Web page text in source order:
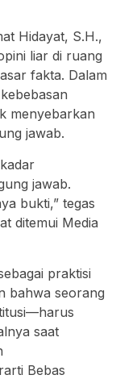
Hidayat, S.H.,
liar di ruang
fakta. Dalam
menyebarkan
jawab.
jawab.
bukti,” tegas
ditemui Media
praktisi
bahwa seorang
saat
Bebas